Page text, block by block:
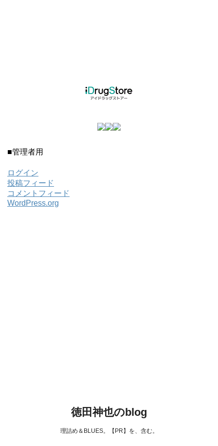
■管理者用
ログイン
投稿フィード
コメントフィード
WordPress.org
徳田神也のblog
理詰め＆BLUES。【PR】を、含む。